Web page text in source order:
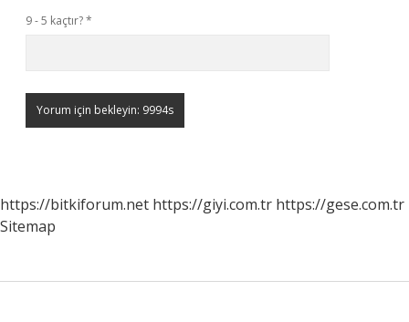
9 - 5 kaçtır?*
https://bitkiforum.net https://giyi.com.tr https://gese.com.tr
Sitemap